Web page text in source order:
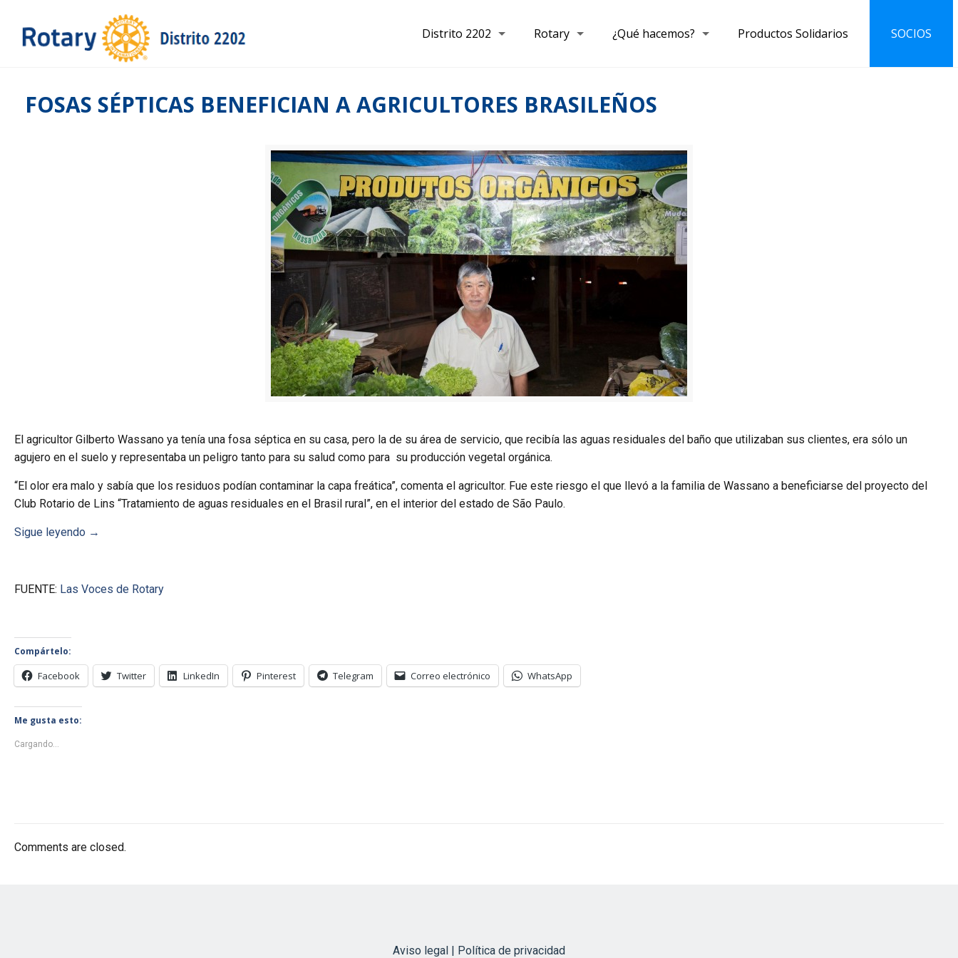
Distrito 2202 Rotary ¿Qué hacemos? Productos Solidarios SOCIOS
FOSAS SÉPTICAS BENEFICIAN A AGRICULTORES BRASILEÑOS
El agricultor Gilberto Wassano ya tenía una fosa séptica en su casa, pero la de su área de servicio, que recibía las aguas residuales del baño que utilizaban sus clientes, era sólo un
agujero en el suelo y representaba un peligro tanto para su salud como para su producción vegetal orgánica.
“El olor era malo y sabía que los residuos podían contaminar la capa freática”, comenta el agricultor. Fue este riesgo el que llevó a la familia de Wassano a beneficiarse del proyecto del
Club Rotario de Lins “Tratamiento de aguas residuales en el Brasil rural”, en el interior del estado de São Paulo.
Sigue leyendo →
FUENTE: Las Voces de Rotary
Compártelo:
Facebook Twitter LinkedIn Pinterest Telegram Correo electrónico WhatsApp
Me gusta esto:
Cargando...
Comments are closed.
Aviso legal | Política de privacidad